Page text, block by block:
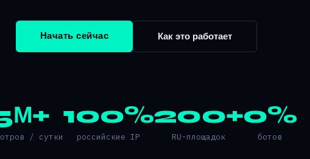
Начать сейчас Как это работает
/ сутки
100%
российские IP
200+
RU-площадок
0%
ботов